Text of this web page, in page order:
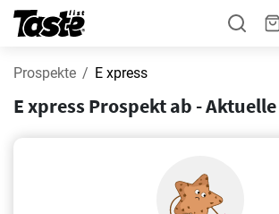
Prospekte E xpress
E xpress Prospekt ab -